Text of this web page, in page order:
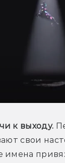
к выходу.
свои
имена